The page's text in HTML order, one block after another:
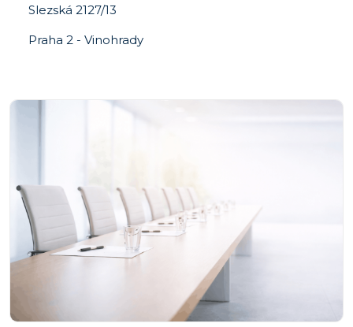
Slezská 2127/13
Praha 2 - Vinohrady